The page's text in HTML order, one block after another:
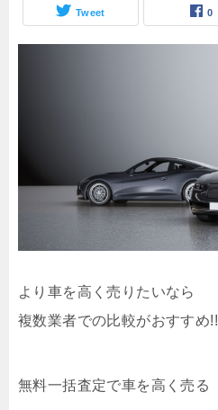
Tweet 0
より車を高く売りたいなら
複数業者での比較がおすすめ!!
無料一括査定で車を高く売る